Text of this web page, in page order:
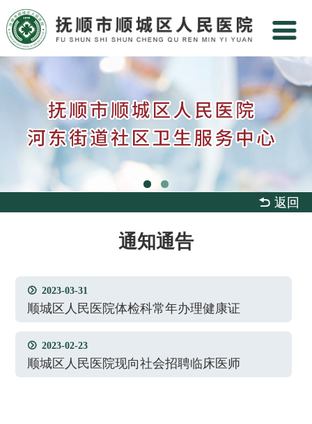
 返回
通知通告
 2023-03-31
顺城区人民医院体检科常年办理健康证
 2023-02-23
顺城区人民医院现向社会招聘临床医师